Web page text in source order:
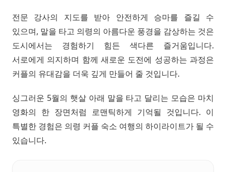
전문 강사의 지도를 받아 안전하게 승마를 즐길 수
있으며, 말을 타고 의령의 아름다운 풍경을 감상하는 것은
도시에서는 경험하기 힘든 색다른 즐거움입니다.
서로에게 의지하며 함께 새로운 도전에 성공하는 과정은
커플의 유대감을 더욱 깊게 만들어 줄 것입니다.
싱그러운 5월의 햇살 아래 말을 타고 달리는 모습은 마치
영화의 한 장면처럼 로맨틱하게 기억될 것입니다. 이
특별한 경험은 의령 커플 숙소 여행의 하이라이트가 될 수
있습니다.